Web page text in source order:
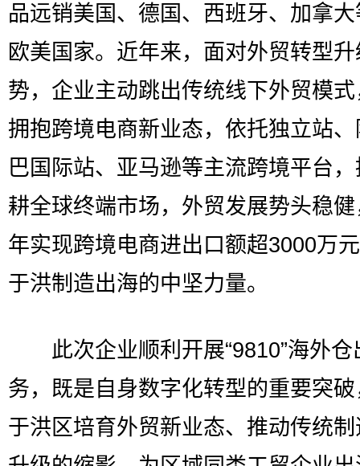
品远销美国、德国、西班牙、加拿
欧美国家。近年来，面对外贸转型
势，企业主动跳出传统线下外贸模
拥抱跨境电商新业态，依托独立站
巴国际站、亚马逊等主流跨境平台
耕全球终端市场，外贸发展势头稳
年实现跨境电商进出口额超3000万
于洪制造出海的中坚力量。
此次企业顺利开展“9810”海外仓
务，既是自身数字化转型的重要突
于洪区培育外贸新业态、推动传统